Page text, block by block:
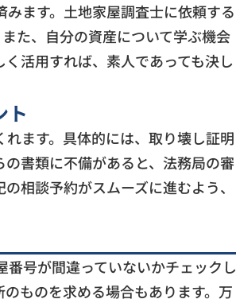
ます。土地家屋調査士に依頼する
た、自分の資産について学ぶ機会
活用すれば、素人であっても決し
ト
ます。具体的には、取り壊し証明
書類に不備があると、法務局の審
相談予約がスムーズに進むよう、
号が間違っていないかチェックし
ものを求める場合もあります。万